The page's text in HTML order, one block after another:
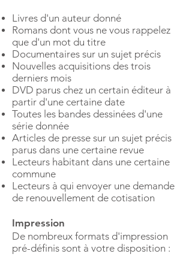
Livres d'un auteur donné
Romans dont vous ne vous rappelez
que d'un mot du titre
Documentaires sur un sujet précis
Nouvelles acquisitions des trois
derniers mois
DVD parus chez un certain éditeur à
partir d'une certaine date
Toutes les bandes dessinées d'une
série donnée
Articles de presse sur un sujet précis
parus dans une certaine revue
Lecteurs habitant dans une certaine
commune
Lecteurs à qui envoyer une demande
de renouvellement de cotisation
Impression
De nombreux formats d'impression
pré-définis sont à votre disposition :